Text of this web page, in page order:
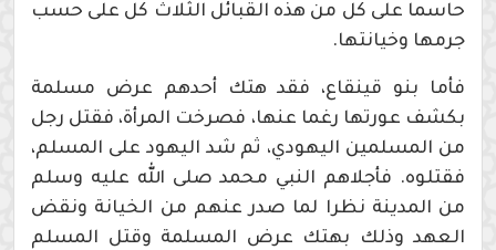
حاسما على كل من هذه القبائل الثلاث كل على حسب
جرمها وخيانتها.
فأما بنو قينقاع، فقد هتك أحدهم عرض مسلمة
بكشف عورتها رغما عنها، فصرخت المرأة، فقتل رجل
من المسلمين اليهودي، ثم شد اليهود على المسلم،
فقتلوه. فأجلاهم النبي محمد صلى الله عليه وسلم
من المدينة نظرا لما صدر عنهم من الخيانة ونقض
العهد وذلك بهتك عرض المسلمة وقتل المسلم